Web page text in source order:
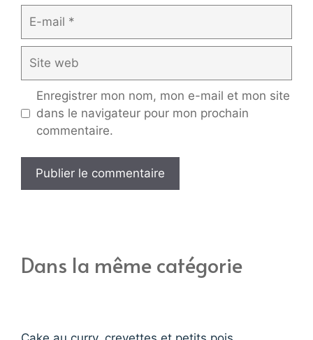
mail
web
Enregistrer mon nom, mon e-mail et mon site
dans le navigateur pour mon prochain
commentaire.
Dans la même catégorie